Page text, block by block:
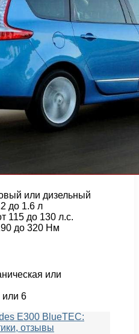
или дизельный
до 1.6 л
115 до 130 л.с.
до 320 Нм
или
или 6
E300 BlueTEC:
отзывы